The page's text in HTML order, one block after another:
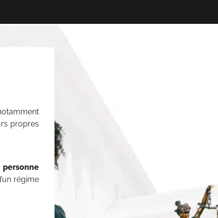
propres
régime